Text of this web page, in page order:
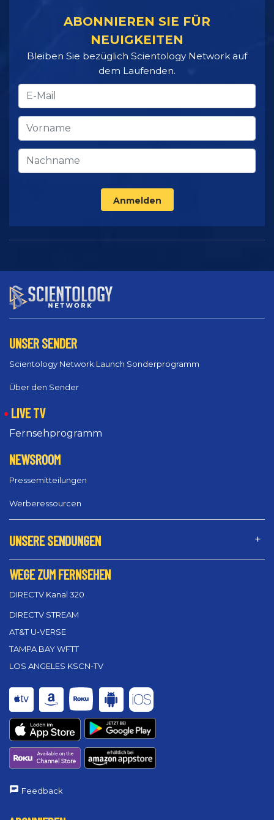
ABONNIEREN SIE FÜR
NEUIGKEITEN
Bleiben Sie bezüglich Scientology Network auf
dem Laufenden.
Anmelden
UNSER SENDER
Scientology Network Launch Sonderprogramm
Über den Sender
LIVE TV
Fernsehprogramm
NEWSROOM
Pressemitteilungen
Werberessourcen
UNSERE SENDUNGEN
WEGE ZUM FERNSEHEN
DIRECTV Kanal 320
DIRECTV STREAM
AT&T U-VERSE
TAMPA BAY WFTT
LOS ANGELES KSCN-TV
Feedback